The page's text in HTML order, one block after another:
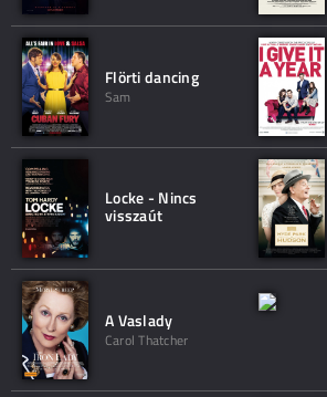
Flörti dancing
Sam
Locke - Nincs
visszaút
A Vaslady
Carol Thatcher